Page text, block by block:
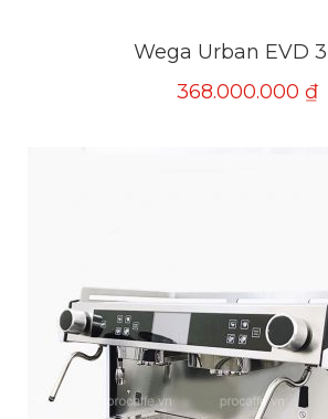
Wega Urban EVD 3
368.000.000 ₫